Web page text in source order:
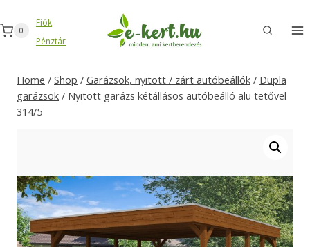
to
content
0
Fiók
Pénztár
Home / Shop / Garázsok, nyitott / zárt autóbeállók / Dupla
garázsok / Nyitott garázs kétállásos autóbeálló alu tetővel
314/5